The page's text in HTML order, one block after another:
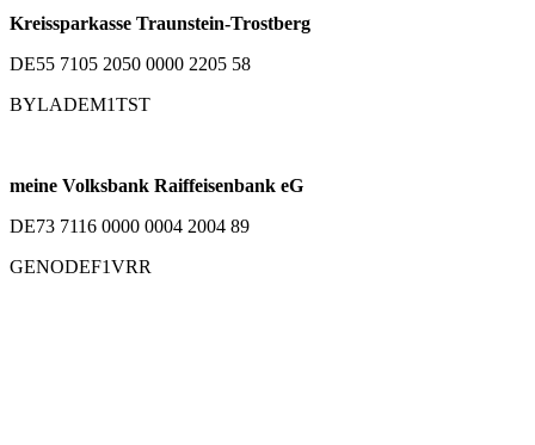
Kreissparkasse Traunstein-Trostberg
DE55 7105 2050 0000 2205 58
BYLADEM1TST
meine Volksbank Raiffeisenbank eG
DE73 7116 0000 0004 2004 89
GENODEF1VRR